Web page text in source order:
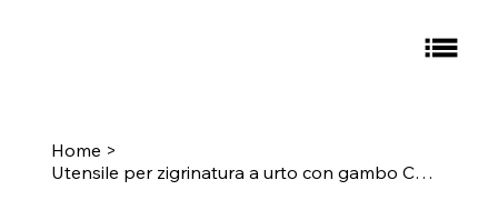
Home >
Utensile per zigrinatura a urto con gambo CNC, gambo da 3/4" - Zigrinatura: L